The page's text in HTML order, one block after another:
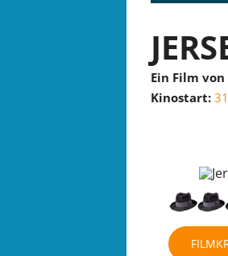
Ein Film von
Kinostart: